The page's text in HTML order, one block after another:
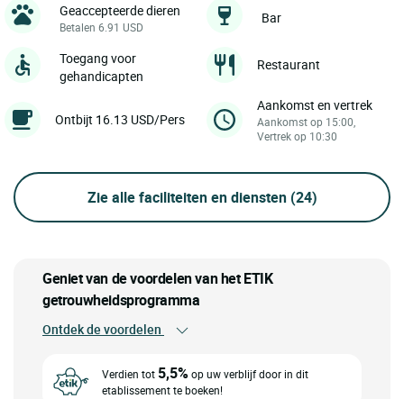
Geaccepteerde dieren
Betalen 6.91 USD
Bar
Toegang voor
gehandicapten
Restaurant
Ontbijt 16.13 USD/Pers
Aankomst en vertrek
Aankomst op 15:00,
Vertrek op 10:30
Zie alle faciliteiten en diensten (24)
Geniet van de voordelen van het ETIK
getrouwheidsprogramma
Ontdek de voordelen
Verdien tot 5,5%op uw verblijf door in dit
etablissement te boeken!